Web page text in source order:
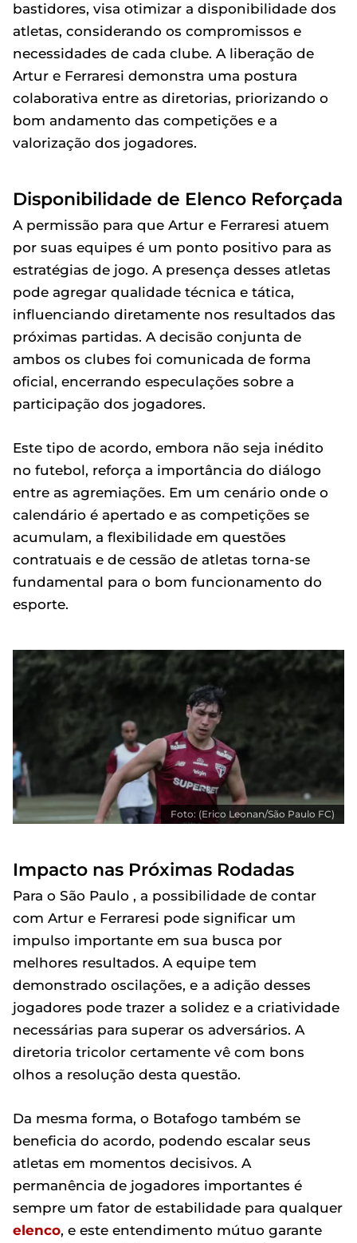
bastidores, visa otimizar a disponibilidade dos
atletas, considerando os compromissos e
necessidades de cada clube. A liberação de
Artur e Ferraresi demonstra uma postura
colaborativa entre as diretorias, priorizando o
bom andamento das competições e a
valorização dos jogadores.
Disponibilidade de Elenco Reforçada
A permissão para que Artur e Ferraresi atuem
por suas equipes é um ponto positivo para as
estratégias de jogo. A presença desses atletas
pode agregar qualidade técnica e tática,
influenciando diretamente nos resultados das
próximas partidas. A decisão conjunta de
ambos os clubes foi comunicada de forma
oficial, encerrando especulações sobre a
participação dos jogadores.
Este tipo de acordo, embora não seja inédito
no futebol, reforça a importância do diálogo
entre as agremiações. Em um cenário onde o
calendário é apertado e as competições se
acumulam, a flexibilidade em questões
contratuais e de cessão de atletas torna-se
fundamental para o bom funcionamento do
esporte.
Foto: (Erico Leonan/São Paulo FC)
Impacto nas Próximas Rodadas
Para o São Paulo , a possibilidade de contar
com Artur e Ferraresi pode significar um
impulso importante em sua busca por
melhores resultados. A equipe tem
demonstrado oscilações, e a adição desses
jogadores pode trazer a solidez e a criatividade
necessárias para superar os adversários. A
diretoria tricolor certamente vê com bons
olhos a resolução desta questão.
Da mesma forma, o Botafogo também se
beneficia do acordo, podendo escalar seus
atletas em momentos decisivos. A
permanência de jogadores importantes é
sempre um fator de estabilidade para qualquer
elenco, e este entendimento mútuo garante